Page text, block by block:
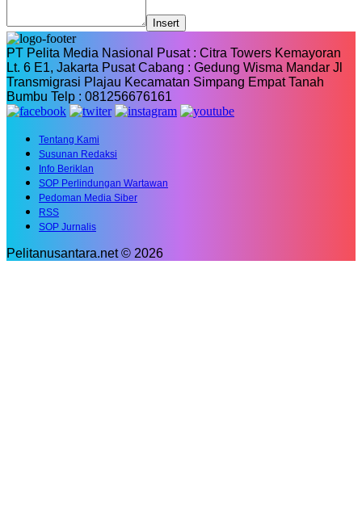
Insert
PT Pelita Media Nasional Pusat : Citra Towers Kemayoran
Lt. 6 E1, Jakarta Pusat Cabang : Gedung Wisma Mandar Jl
Transmigrasi Plajau Kecamatan Simpang Empat Tanah
Bumbu Telp : 081256676161
Tentang Kami
Susunan Redaksi
Info Beriklan
SOP Perlindungan Wartawan
Pedoman Media Siber
RSS
SOP Jurnalis
Pelitanusantara.net © 2026